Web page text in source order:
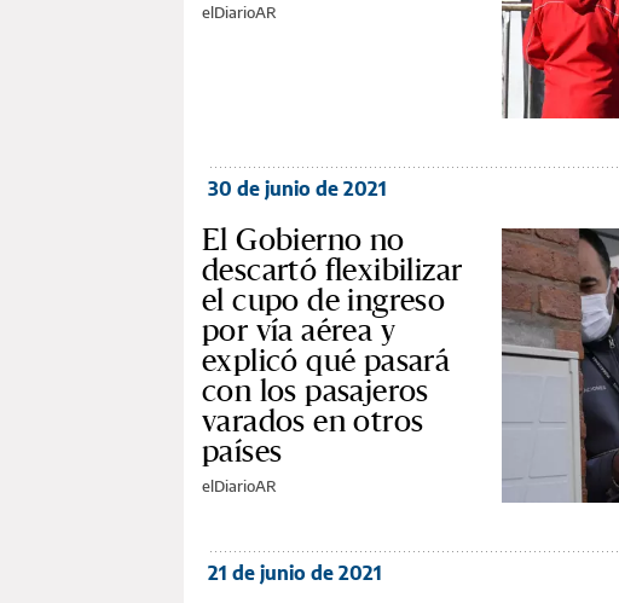
elDiarioAR
30 de junio de 2021
El Gobierno no
descartó flexibilizar
el cupo de ingreso
por vía aérea y
explicó qué pasará
con los pasajeros
varados en otros
países
elDiarioAR
21 de junio de 2021